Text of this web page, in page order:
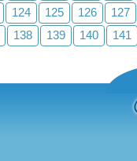
124 125 126
127
138 139 140 141